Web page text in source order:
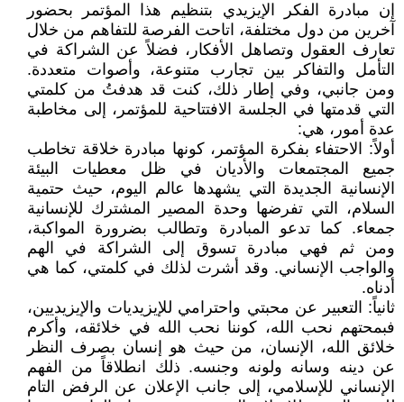
إن مبادرة الفكر الإيزيدي بتنظيم هذا المؤتمر بحضور
آخرين من دول مختلفة، اتاحت الفرصة للتفاهم من خلال
تعارف العقول وتصاهل الأفكار، فضلاً عن الشراكة في
التأمل والتفاكر بين تجارب متنوعة، وأصوات متعددة.
ومن جانبي، وفي إطار ذلك، كنت قد هدفتُ من كلمتي
التي قدمتها في الجلسة الافتتاحية للمؤتمر، إلى مخاطبة
عدة أمور، هي:
أولاً: الاحتفاء بفكرة المؤتمر، كونها مبادرة خلاقة تخاطب
جميع المجتمعات والأديان في ظل معطيات البيئة
الإنسانية الجديدة التي يشهدها عالم اليوم، حيث حتمية
السلام، التي تفرضها وحدة المصير المشترك للإنسانية
جمعاء. كما تدعو المبادرة وتطالب بضرورة المواكبة،
ومن ثم فهي مبادرة تسوق إلى الشراكة في الهم
والواجب الإنساني. وقد أشرت لذلك في كلمتي، كما هي
أدناه.
ثانياً: التعبير عن محبتي واحترامي للإيزيديات والإيزيديين،
فبمحتهم نحب الله، كوننا نحب الله في خلائقه، وأكرم
خلائق الله، الإنسان، من حيث هو إنسان بصرف النظر
عن دينه وسانه ولونه وجنسه. ذلك انطلاقاً من الفهم
الإنساني للإسلامي، إلى جانب الإعلان عن الرفض التام